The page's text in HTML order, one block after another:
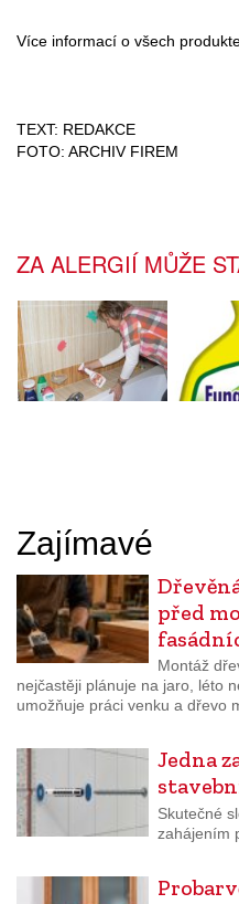
Více informací o všech
TEXT: REDAKCE
FOTO: ARCHIV FIREM
ZA ALERGIÍ MŮŽE
Zajímavé
před
Montáž
nejčastěji plánuje na jaro, léto
umožňuje práci venku a dřevo
Jedna
Skutečné
zahájením